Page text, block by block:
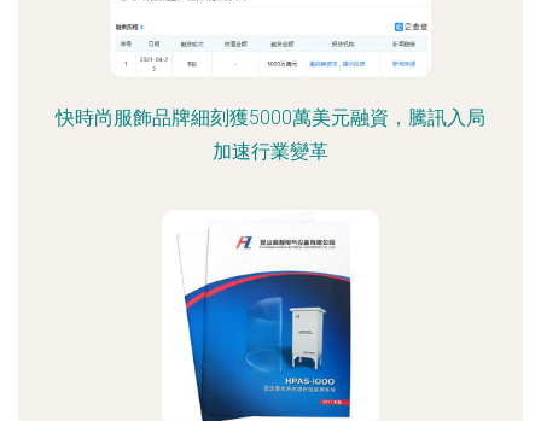
快時尚服飾品牌細刻獲5000萬美元融資，騰訊入局
加速行業變革